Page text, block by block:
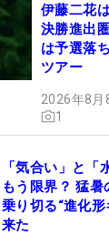
伊藤二花
決勝進出
は予選落
ツアー
2026年8月
1
「気合い」と「
もう限界？ 猛
乗り切る“進化
来た